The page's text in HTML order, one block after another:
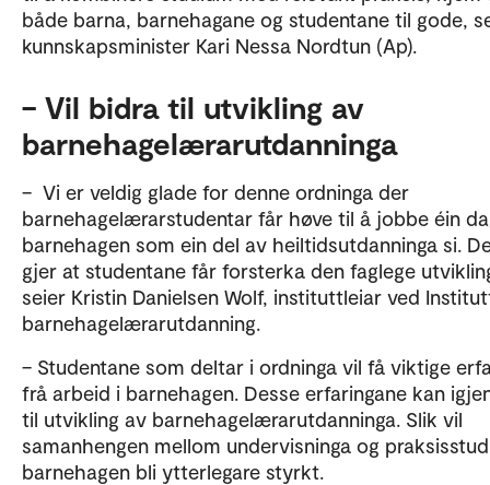
både barna, barnehagane og studentane til gode,
kunnskapsminister Kari Nessa Nordtun (Ap).
– Vil bidra til utvikling av
barnehagelærarutdanninga
– Vi er veldig glade for denne ordninga der
barnehagelærarstudentar får høve til å jobbe éin
barnehagen som ein del av heiltidsutdanninga si.
gjer at studentane får forsterka den faglege
seier Kristin Danielsen Wolf, instituttleiar ved
barnehagelærarutdanning.
– Studentane som deltar i ordninga vil få viktige
frå arbeid i barnehagen. Desse erfaringane kan
til utvikling av barnehagelærarutdanninga. Slik vil
samanhengen mellom undervisninga og
barnehagen bli ytterlegare styrkt.